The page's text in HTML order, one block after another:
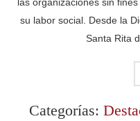
su labor social. Desde la
Santa Rita
Categorías: